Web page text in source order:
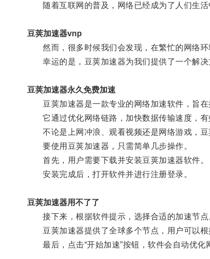
随着互联网的普及，网络已经成为了人们生活
豆荚加速器vnp
然而，很多时候我们会发现，在繁忙的网络环
幸运的是，豆荚加速器为我们提供了一个解决
豆荚加速器永久免费加速
豆荚加速器是一款专业的网络加速软件，旨在
它通过优化网络链路，加快数据传输速度，有
不论是上网冲浪、观看视频还是网络游戏，豆
要使用豆荚加速器，只需简单几步操作。
首先，用户需要下载并安装豆荚加速器软件。
安装完成后，打开软件并进行注册登录。
豆荚加速器用不了了
接下来，根据软件提示，选择合适的加速节点
豆荚加速器提供了全球多个节点，用户可以根
最后，点击“开始加速”按钮，软件会自动优化